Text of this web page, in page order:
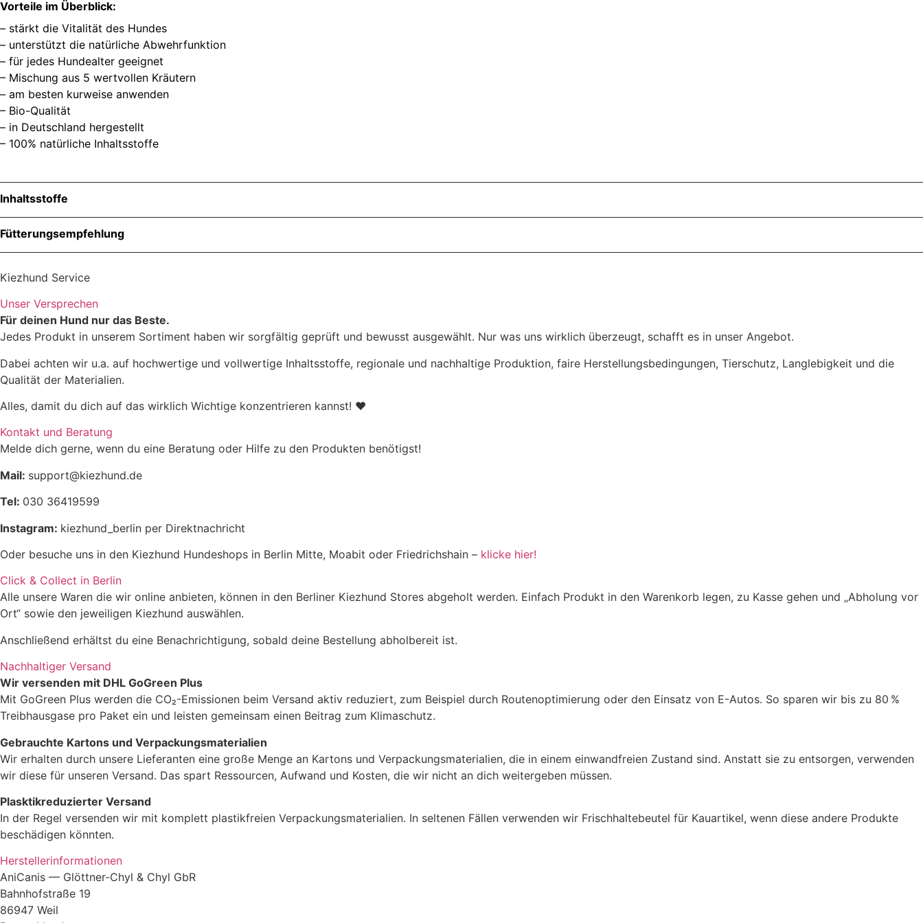
Vorteile im Überblick:
– stärkt die Vitalität des Hundes
– unterstützt die natürliche Abwehrfunktion
– für jedes Hundealter geeignet
– Mischung aus 5 wertvollen Kräutern
– am besten kurweise anwenden
– Bio-Qualität
– in Deutschland hergestellt
– 100% natürliche Inhaltsstoffe
Inhaltsstoffe
Rohprotein 9,6%
Rohfett 9,0%
Rohfaser 25,6%
Fütterungsempfehlung
Kiezhund Service
Unser Versprechen
Für deinen Hund nur das Beste.
Jedes Produkt in unserem Sortiment haben wir sorgfältig geprüft und bewusst ausgewählt. Nur was uns wirklich überzeugt, schafft es in unser Angebot.
Dabei achten wir u.a. auf hochwertige und vollwertige Inhaltsstoffe, regionale und nachhaltige Produktion, faire Herstellungsbedingungen, Tierschutz, Langlebigkeit und die
Qualität der Materialien.
Alles, damit du dich auf das wirklich Wichtige konzentrieren kannst! ♥
Kontakt und Beratung
Melde dich gerne, wenn du eine Beratung oder Hilfe zu den Produkten benötigst!
Mail: support@kiezhund.de
Tel: 030 36419599
Instagram: kiezhund_berlin per Direktnachricht
Oder besuche uns in den Kiezhund Hundeshops in Berlin Mitte, Moabit oder Friedrichshain – klicke hier!
Click & Collect in Berlin
Alle unsere Waren die wir online anbieten, können in den Berliner Kiezhund Stores abgeholt werden. Einfach Produkt in den Warenkorb legen, zu Kasse gehen und „Abholung vor
Ort“ sowie den jeweiligen Kiezhund auswählen.
Anschließend erhältst du eine Benachrichtigung, sobald deine Bestellung abholbereit ist.
Nachhaltiger Versand
Wir versenden mit DHL GoGreen Plus
Mit GoGreen Plus werden die CO₂-Emissionen beim Versand aktiv reduziert, zum Beispiel durch Routenoptimierung oder den Einsatz von E-Autos. So sparen wir bis zu 80 %
Treibhausgase pro Paket ein und leisten gemeinsam einen Beitrag zum Klimaschutz.
Gebrauchte Kartons und Verpackungsmaterialien
Wir erhalten durch unsere Lieferanten eine große Menge an Kartons und Verpackungsmaterialien, die in einem einwandfreien Zustand sind. Anstatt sie zu entsorgen, verwenden
wir diese für unseren Versand. Das spart Ressourcen, Aufwand und Kosten, die wir nicht an dich weitergeben müssen.
Plasktikreduzierter Versand
In der Regel versenden wir mit komplett plastikfreien Verpackungsmaterialien. In seltenen Fällen verwenden wir Frischhaltebeutel für Kauartikel, wenn diese andere Produkte
beschädigen könnten.
Herstellerinformationen
AniCanis — Glöttner-Chyl & Chyl GbR
Bahnhofstraße 19
86947 Weil